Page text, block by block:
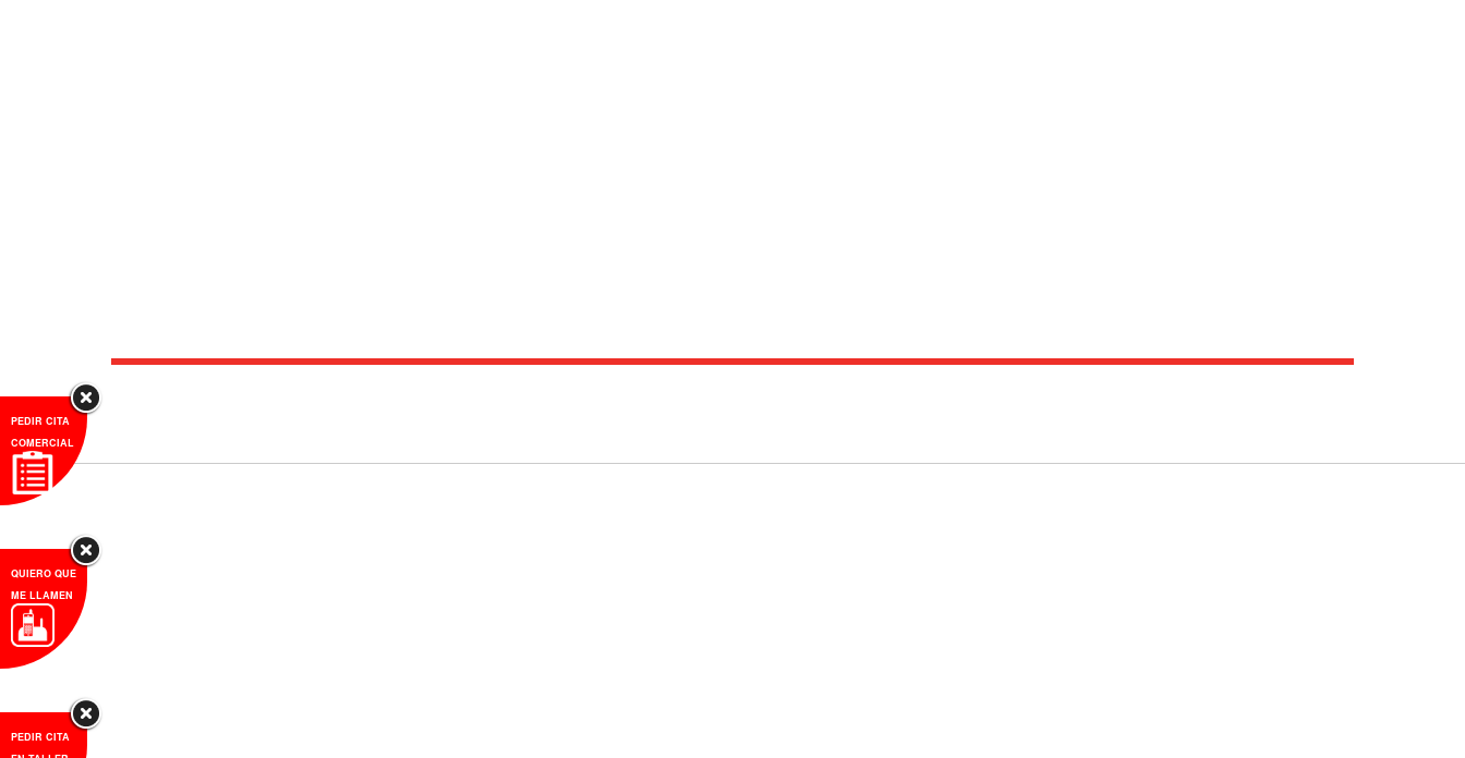
PEDIR CITA
QUIERO QUE
ME LLAMEN
PEDIR CITA
COMERCIAL